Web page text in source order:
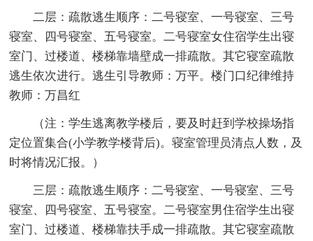
二层：疏散逃生顺序：二号寝室、一号寝室、三号
寝室、四号寝室、五号寝室。二号寝室女住宿学生出寝
室门、过楼道、楼梯靠墙壁成一排疏散。其它寝室疏散
逃生依次进行。逃生引导教师：万平。楼门口纪律维持
教师：万昌红
（注：学生逃离教学楼后，要及时赶到学校操场指
定位置集合(小学教学楼背后)。寝室管理员清点人数，及
时将情况汇报。）
三层：疏散逃生顺序：二号寝室、一号寝室、三号
寝室、四号寝室、五号寝室。二号寝室男住宿学生出寝
室门、过楼道、楼梯靠扶手成一排疏散。其它寝室疏散